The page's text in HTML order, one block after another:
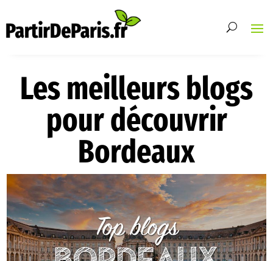
Les meilleurs blogs
pour découvrir
Bordeaux